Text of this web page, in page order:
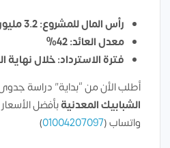
رأس المال للمشروع: 3.2 مليون دولار
معدل العائد: 42%
فترة الاسترداد: خلال نهاية
أطلب الأن من “بداية” دراسة
الشبابيك المعدنيةبأفضل
واتساب (01004207097
)